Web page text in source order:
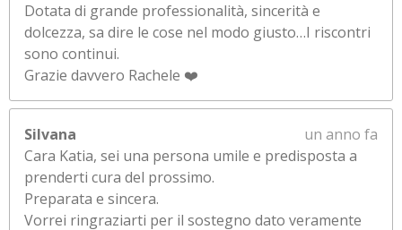
Dotata di grande professionalità, sincerità e
dolcezza, sa dire le cose nel modo giusto…I riscontri
sono continui.
Grazie davvero Rachele ❤️
Silvana
un anno fa
Cara Katia, sei una persona umile e predisposta a
prenderti cura del prossimo.
Preparata e sincera.
Vorrei ringraziarti per il sostegno dato veramente